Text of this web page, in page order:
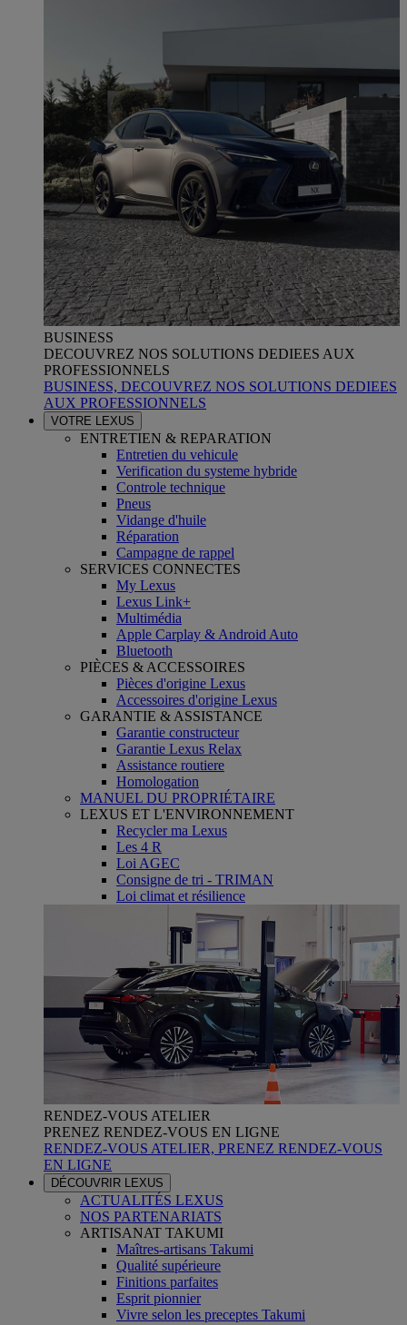
BUSINESS
DECOUVREZ NOS SOLUTIONS DEDIEES AUX
PROFESSIONNELS
BUSINESS, DECOUVREZ NOS SOLUTIONS DEDIEES
AUX PROFESSIONNELS
VOTRE LEXUS
ENTRETIEN & REPARATION
Entretien du vehicule
Verification du systeme hybride
Controle technique
Pneus
Vidange d'huile
Réparation
Campagne de rappel
SERVICES CONNECTES
My Lexus
Lexus Link+
Multimédia
Apple Carplay & Android Auto
Bluetooth
PIÈCES & ACCESSOIRES
Pièces d'origine Lexus
Accessoires d'origine Lexus
GARANTIE & ASSISTANCE
Garantie constructeur
Garantie Lexus Relax
Assistance routiere
Homologation
MANUEL DU PROPRIÉTAIRE
LEXUS ET L'ENVIRONNEMENT
Recycler ma Lexus
Les 4 R
Loi AGEC
Consigne de tri - TRIMAN
Loi climat et résilience
RENDEZ-VOUS ATELIER
PRENEZ RENDEZ-VOUS EN LIGNE
RENDEZ-VOUS ATELIER, PRENEZ RENDEZ-VOUS
EN LIGNE
DÉCOUVRIR LEXUS
ACTUALITÉS LEXUS
NOS PARTENARIATS
ARTISANAT TAKUMI
Maîtres-artisans Takumi
Qualité supérieure
Finitions parfaites
Esprit pionnier
Vivre selon les preceptes Takumi